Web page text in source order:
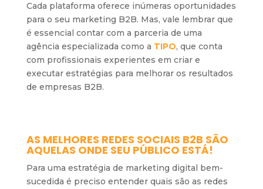
Cada plataforma oferece inúmeras oportunidades
para o seu marketing B2B. Mas, vale lembrar que
é essencial contar com a parceria de uma
agência especializada como a TIPO, que conta
com profissionais experientes em criar e
executar estratégias para melhorar os resultados
de empresas B2B.
AS MELHORES REDES SOCIAIS B2B SÃO
AQUELAS ONDE SEU PÚBLICO ESTÁ!
Para uma estratégia de marketing digital bem-
sucedida é preciso entender quais são as redes